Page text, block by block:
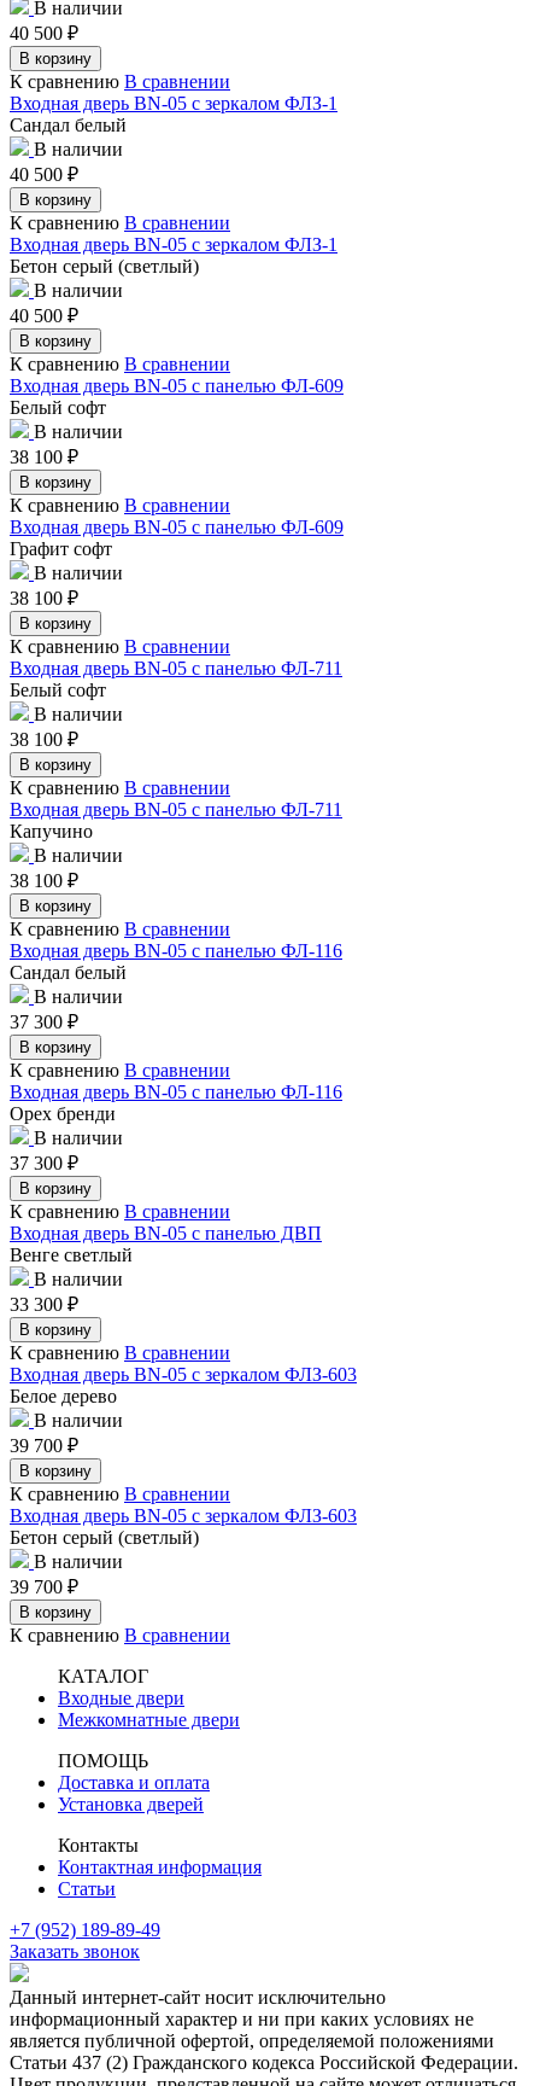
В наличии
40 500 ₽
В корзину
К сравнению В сравнении
Входная дверь BN-05 с зеркалом ФЛЗ-1
Сандал белый
В наличии
40 500 ₽
В корзину
К сравнению В сравнении
Входная дверь BN-05 с зеркалом ФЛЗ-1
Бетон серый (светлый)
В наличии
40 500 ₽
В корзину
К сравнению В сравнении
Входная дверь BN-05 с панелью ФЛ-609
Белый софт
В наличии
38 100 ₽
В корзину
К сравнению В сравнении
Входная дверь BN-05 с панелью ФЛ-609
Графит софт
В наличии
38 100 ₽
В корзину
К сравнению В сравнении
Входная дверь BN-05 с панелью ФЛ-711
Белый софт
В наличии
38 100 ₽
В корзину
К сравнению В сравнении
Входная дверь BN-05 с панелью ФЛ-711
Капучино
В наличии
38 100 ₽
В корзину
К сравнению В сравнении
Входная дверь BN-05 с панелью ФЛ-116
Сандал белый
В наличии
37 300 ₽
В корзину
К сравнению В сравнении
Входная дверь BN-05 с панелью ФЛ-116
Орех бренди
В наличии
37 300 ₽
В корзину
К сравнению В сравнении
Входная дверь BN-05 с панелью ДВП
Венге светлый
В наличии
33 300 ₽
В корзину
К сравнению В сравнении
Входная дверь BN-05 с зеркалом ФЛЗ-603
Белое дерево
В наличии
39 700 ₽
В корзину
К сравнению В сравнении
Входная дверь BN-05 с зеркалом ФЛЗ-603
Бетон серый (светлый)
В наличии
39 700 ₽
В корзину
К сравнению В сравнении
КАТАЛОГ
Входные двери
Межкомнатные двери
ПОМОЩЬ
Доставка и оплата
Установка дверей
Контакты
Контактная информация
Статьи
+7 (952) 189-89-49
Заказать звонок
Данный интернет-сайт носит исключительно
информационный характер и ни при каких условиях не
является публичной офертой, определяемой положениями
Статьи 437 (2) Гражданского кодекса Российской Федерации.